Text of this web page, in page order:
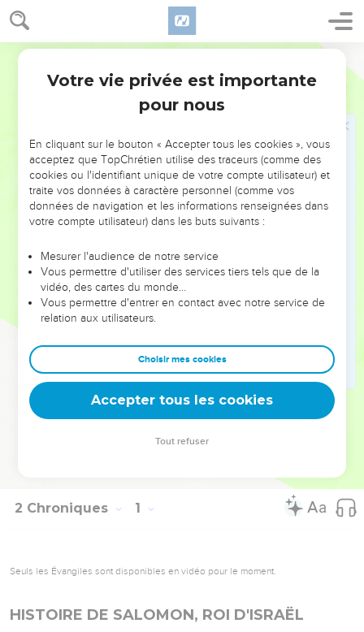
2 Chroniques Introduction
déporté. Par sa vision de l’histoire, le Chroniste fait
comprendre aux rapatriés que, malgré cela, l’Eternel restait
fidèle à ses promesses.
Dans la seconde partie du livre, qui retrace l’histoire de
l’histoire, l’auteur s’arrête surtout sur la vie des rois qui ont
cherché à restaurer le Temple ou à rétablir le culte de
l’Eternel : Asa (ch.14 à 16), Josaphat (ch.17 à 20), Joas (ch.24),
et, tout particulièrement, Ezéchias (ch.29 à 32) et Josias
(ch.34 à 35). Tout au long de ces pages, le Chroniste relève
le principe divin, énoncé dans la Loi, charte de l’alliance, de
détourne de lui et qui pèche : il bénit celui qui reconnaît
son péché et qui lui obéit (12.5 ; 15.2,7 ; 16.7,9 ; 19.2-3 ; etc.).
Ce principe, l’auteur le résume à la fin de son livre, en 36.15-
reprises, a envoyé ses prophètes pour avertir le peuple du
châtiment dont il allait le frapper. Les rapatriés de l’exil ne
pouvaient que comprendre ce message.
permission. All rights reserved worldwide.
2 Chroniques 1
Seuls les Évangiles sont disponibles en vidéo pour le moment.
HISTOIRE DE SALOMON, ROI D'ISRAËL
Votre vie privée est importante
pour nous
En cliquant sur le bouton « Accepter tous les cookies », vous
acceptez que TopChrétien utilise des traceurs (comme des
cookies ou l'identifiant unique de votre compte utilisateur) et
traite vos données à caractère personnel (comme vos
données de navigation et les informations renseignées dans
votre compte utilisateur) dans les buts suivants :
Mesurer l'audience de notre service
Vous permettre d'utiliser des services tiers tels que de la
vidéo, des cartes du monde…
Vous permettre d'entrer en contact avec notre service de
relation aux utilisateurs.
Choisir mes cookies
Accepter tous les cookies
Tout refuser